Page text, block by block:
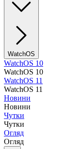
WatchOS
WatchOS 10
WatchOS 10
WatchOS 11
WatchOS 11
Новини
Новини
Чутки
Чутки
Огляд
Огляд